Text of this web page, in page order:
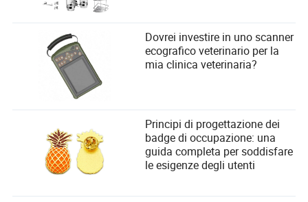
Dovrei investire in uno scanner
ecografico veterinario per la
mia clinica veterinaria?
Principi di progettazione dei
badge di occupazione: una
guida completa per soddisfare
le esigenze degli utenti